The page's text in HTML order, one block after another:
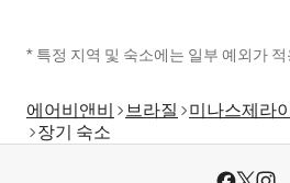
* 특정 지역 및 숙소에는 일부 예외가
에어비앤비 브라질 미나스제라
장기 숙소